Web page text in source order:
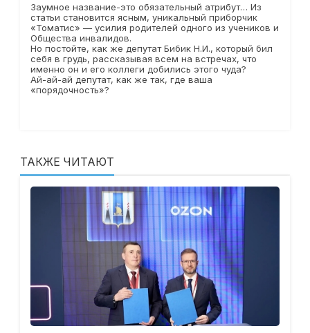
Заумное название-это обязательный атрибут… Из
статьи становится ясным, уникальный приборчик
«Томатис» — усилия родителей одного из учеников и
Общества инвалидов.
Но постойте, как же депутат Бибик Н.И., который бил
себя в грудь, рассказывая всем на встречах, что
именно он и его коллеги добились этого чуда?
Ай-ай-ай депутат, как же так, где ваша
«порядочность»?
ТАКЖЕ ЧИТАЮТ